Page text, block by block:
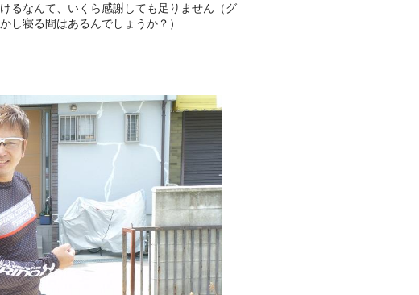
るなんて、いくら感謝しても足りません（グ
し寝る間はあるんでしょうか？）